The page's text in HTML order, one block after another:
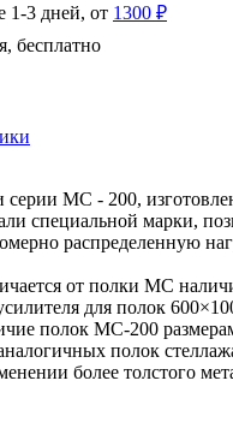
1-3 дней, от 1300 ₽
бесплатно
серии МС - 200,
специальной марки,
распределенную
от полки МС
для полок
полок МС-200
полок
более толстого